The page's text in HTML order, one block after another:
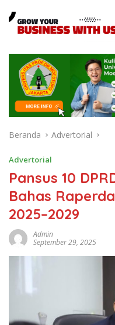
Beranda Advertorial
Advertorial
Pansus 10
Bahas
2025–2029
Admin
September 29, 2025